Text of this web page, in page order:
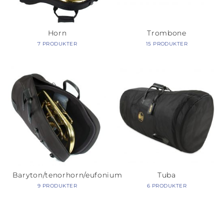
Horn
7 PRODUKTER
Trombone
15 PRODUKTER
Baryton/tenorhorn/eufonium
9 PRODUKTER
Tuba
6 PRODUKTER